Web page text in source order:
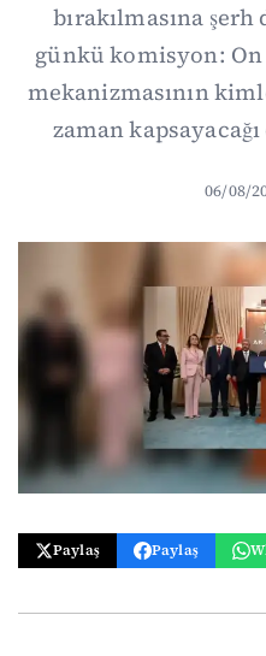
bırakılmasına
günkü komisyon:
mekanizmasının
zaman
06/08/
Paylaş Paylaş